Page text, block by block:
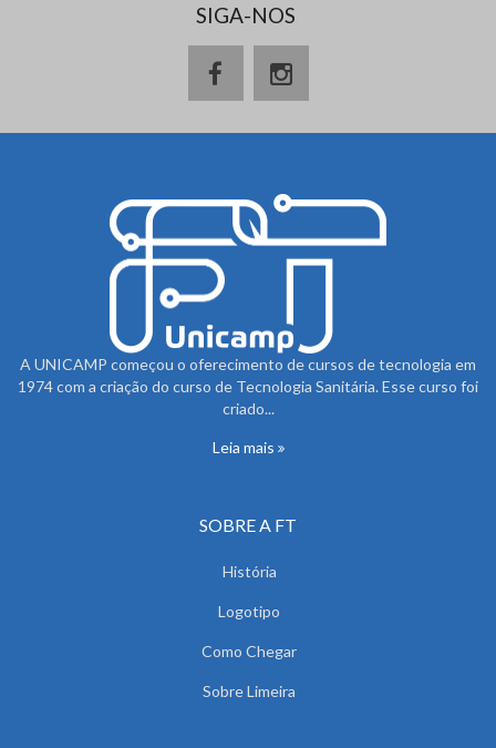
SIGA-NOS
A UNICAMP começou o oferecimento de cursos de tecnologia em
1974 com a criação do curso de Tecnologia Sanitária. Esse curso foi
criado...
Leia mais
SOBRE A FT
História
Logotipo
Como Chegar
Sobre Limeira